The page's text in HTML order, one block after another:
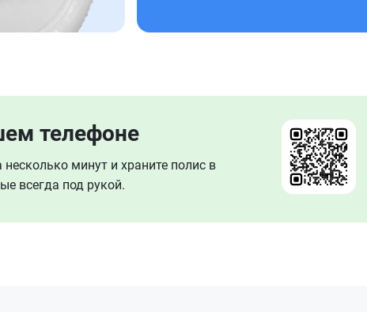
телефоне
минут и храните полис в
всегда под рукой.